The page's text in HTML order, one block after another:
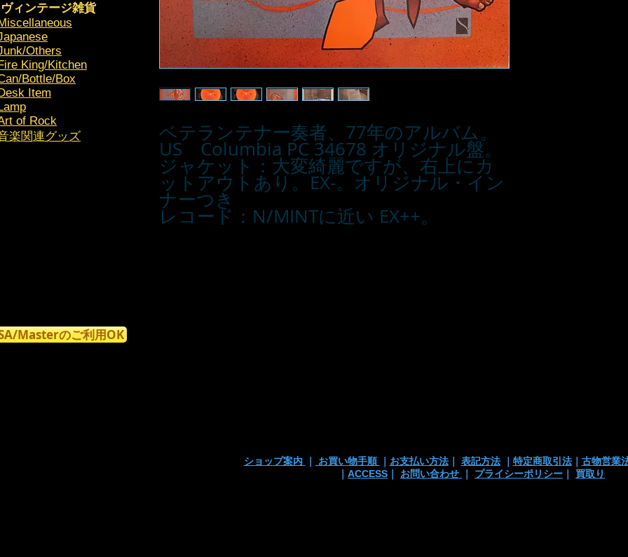
ベテランテナー奏者、77年のアルバム。
US Columbia PC 34678 オリジナル盤。
ジャケット：大変綺麗ですが、右上にカ
ットアウトあり。EX-。オリジナル・イン
ナーつき
レコード：N/MINTに近い EX++。
Masterのご利用OK
ヴィンテージ雑貨
Others
King/Kitchen
Bottle/Box
Item
of Rock
楽関連グッズ
ショップ案内 お買い物手順 お支払い方法｜ 表記方法｜ 特定商取引法｜ 古物営業
ACCESS お問い合わせ プライシーポリシー 買取り